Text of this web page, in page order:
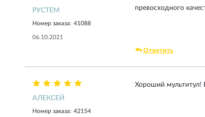
РУСТЕМ
Номер заказа: 41088
06.10.2021
превосходного
Ответить
АЛЕКСЕЙ
Номер заказа: 42154
Хороший мультитул!